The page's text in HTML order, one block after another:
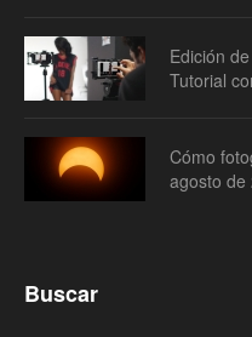
Edición
Tutorial
Cómo
agosto de
Buscar